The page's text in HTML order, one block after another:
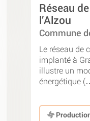
Réseau
l’Alzou
Commune
Le réseau de
implanté à
illustre un
énergétique